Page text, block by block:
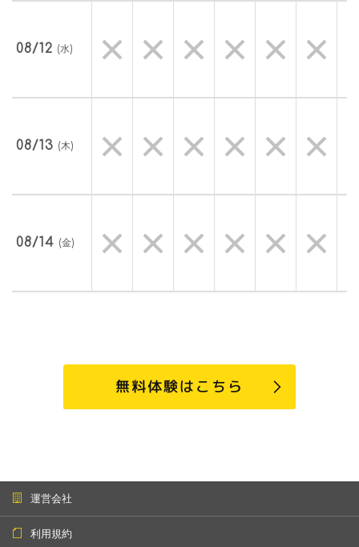
08/12 (水)
08/13 (木)
08/14 (金)
無料体験はこちら
運営会社
利用規約